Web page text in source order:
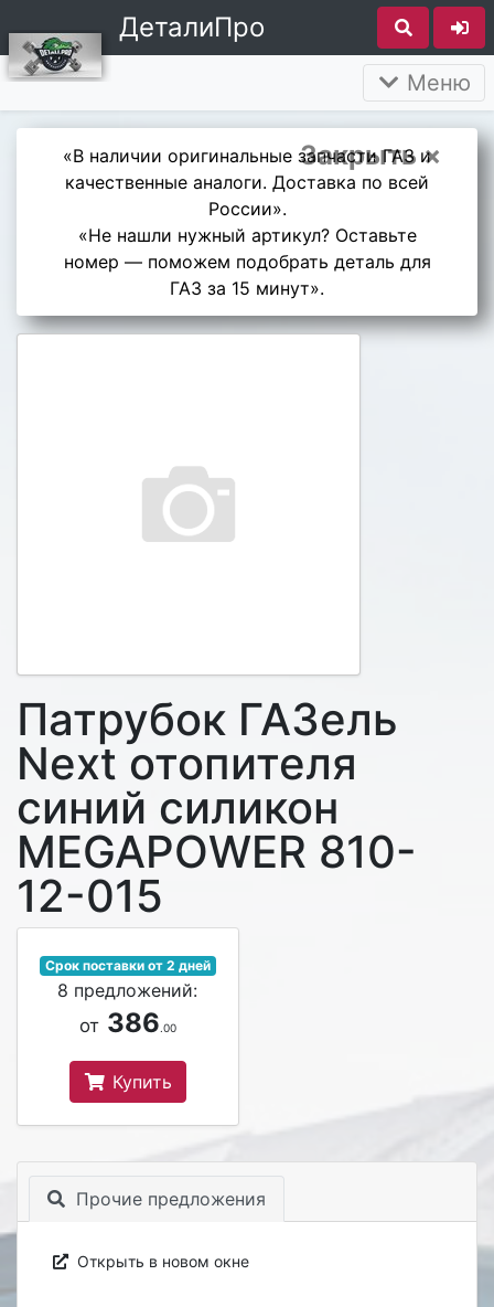
ДеталиПро
Меню
Закрыть ×
«В наличии оригинальные запчасти ГАЗ и
качественные аналоги. Доставка по всей
России».
«Не нашли нужный артикул? Оставьте
номер — поможем подобрать деталь для
ГАЗ за 15 минут».
Патрубок ГАЗель
Next отопителя
синий силикон
MEGAPOWER 810-
12-015
Срок поставки от 2 дней
8 предложений:
от 386.00
Купить
Прочие предложения
Открыть в новом окне